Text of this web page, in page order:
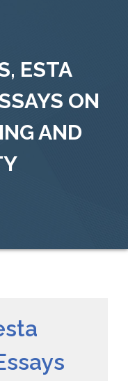
ESTA
ON
AND